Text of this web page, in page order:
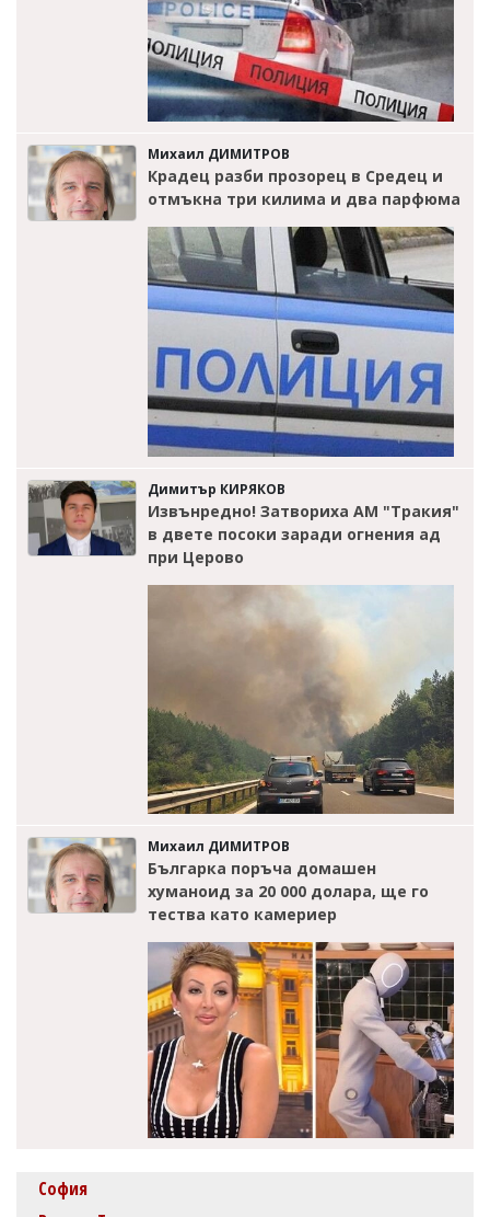
Михаил ДИМИТРОВ
Крадец разби прозорец в Средец и
отмъкна три килима и два парфюма
Димитър КИРЯКОВ
Извънредно! Затвориха АМ "Тракия"
в двете посоки заради огнения ад
при Церово
Михаил ДИМИТРОВ
Българка поръча домашен
хуманоид за 20 000 долара, ще го
тества като камериер
София